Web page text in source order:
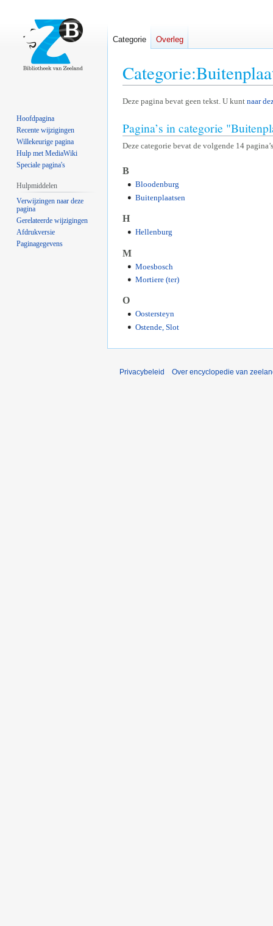
Categorie:
Naar
springen
Naar
springen
Deze pagina bevat geen tekst. U kunt naar
Pagina’s in categorie
Deze categorie bevat de volgende 14
B
Bloodenburg
Buitenplaatsen
H
Hellenburg
M
Moesbosch
Mortiere (ter)
O
Oostersteyn
Ostende, Slot
Categorie Overleg
Hoofdpagina
Recente wijzigingen
Willekeurige pagina
Hulp met MediaWiki
Speciale pagina's
Hulpmiddelen
Verwijzingen naar deze
pagina
Gerelateerde wijzigingen
Afdrukversie
Paginagegevens
Privacybeleid Over encyclopedie van